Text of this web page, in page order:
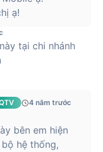
chống ồn và độ
làm từ silicon cao
tạo ra độ mềm tối ưu
ạ!
tại chi nhánh
4 năm trước
bên em hiện
hệ thống,